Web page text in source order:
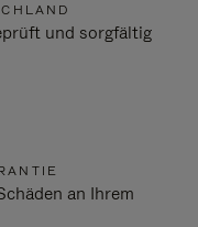
und sorgfältig
an Ihrem